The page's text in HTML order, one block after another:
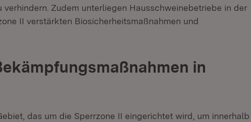
verhindern. Zudem unterliegen Hausschweinebetriebe in der
II verstärkten Biosicherheitsmaßnahmen und
in
das um die Sperrzone II eingerichtet wird, um innerhalb